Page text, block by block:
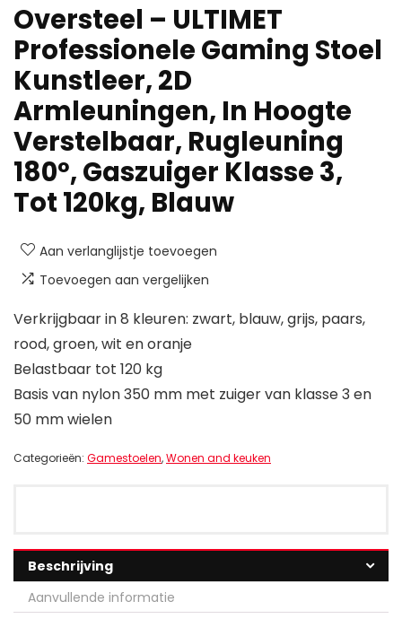
Oversteel – ULTIMET
Professionele Gaming Stoel
Kunstleer, 2D
Armleuningen, In Hoogte
Verstelbaar, Rugleuning
180º, Gaszuiger Klasse 3,
Tot 120kg, Blauw
Aan verlanglijstje toevoegen
Toevoegen aan vergelijken
Verkrijgbaar in 8 kleuren: zwart, blauw, grijs, paars,
rood, groen, wit en oranje
Belastbaar tot 120 kg
Basis van nylon 350 mm met zuiger van klasse 3 en
50 mm wielen
Categorieën: Gamestoelen,Wonen and keuken
Beschrijving
Aanvullende informatie